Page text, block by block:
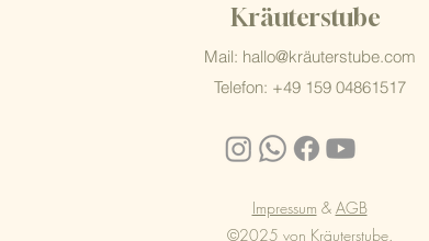
Kräuterstube
Mail: hallo@kräuterstube.com
Telefon: +49 159 04861517
Impressum & AGB
©2025 von Kräuterstube.